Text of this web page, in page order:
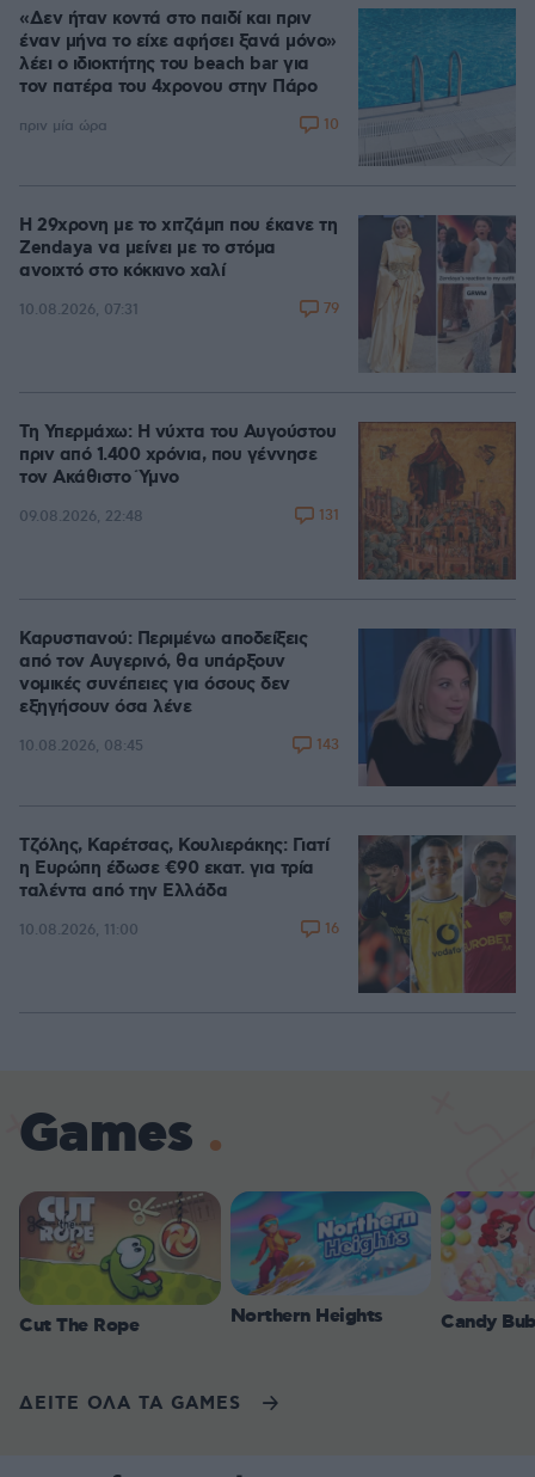
«Δεν ήταν κοντά στο παιδί και πριν
έναν μήνα το είχε αφήσει ξανά μόνο»
λέει ο ιδιοκτήτης του beach bar για
τον πατέρα του 4χρονου στην Πάρο
πριν μία ώρα 10
Η 29χρονη με το χιτζάμπ που έκανε τη
Zendaya να μείνει με το στόμα
ανοιχτό στο κόκκινο χαλί
10.08.2026, 07:31 79
Τη Υπερμάχω: Η νύχτα του Αυγούστου
πριν από 1.400 χρόνια, που γέννησε
τον Ακάθιστο Ύμνο
09.08.2026, 22:48 131
Καρυστιανού: Περιμένω αποδείξεις
από τον Αυγερινό, θα υπάρξουν
νομικές συνέπειες για όσους δεν
εξηγήσουν όσα λένε
10.08.2026, 08:45 143
Τζόλης, Καρέτσας, Κουλιεράκης: Γιατί
η Ευρώπη έδωσε €90 εκατ. για τρία
ταλέντα από την Ελλάδα
10.08.2026, 11:00 16
Games
Cut The Rope Northern Heights Candy
ΔΕΙΤΕ ΟΛΑ ΤΑ GAMES